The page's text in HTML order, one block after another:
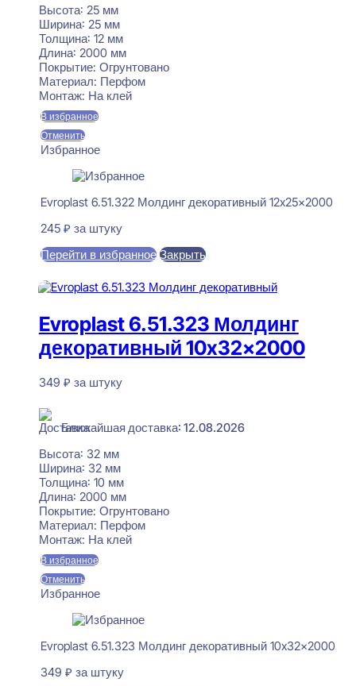
Высота: 25 мм
Ширина: 25 мм
Толщина: 12 мм
Длина: 2000 мм
Покрытие: Огрунтовано
Материал: Перфом
Монтаж: На клей
В избранное
Отменить
Избранное
Evroplast 6.51.322 Молдинг декоративный 12x25x2000
245 ₽ за штуку
Перейти в избранное Закрыть
Evroplast 6.51.323 Молдинг
декоративный 10x32x2000
349 ₽ за штуку
Ближайшая доставка: 12.08.2026
Высота: 32 мм
Ширина: 32 мм
Толщина: 10 мм
Длина: 2000 мм
Покрытие: Огрунтовано
Материал: Перфом
Монтаж: На клей
В избранное
Отменить
Избранное
Evroplast 6.51.323 Молдинг декоративный 10x32x2000
349 ₽ за штуку